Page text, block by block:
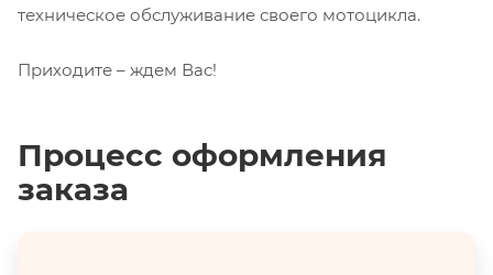
техническое обслуживание своего мотоцикла.
Приходите – ждем Вас!
Процесс оформления
заказа